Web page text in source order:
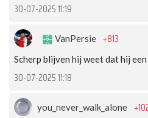
30-07-2025 11:19
VanPersie +813
Scherp blijven hij weet dat hij
30-07-2025 11:18
you_never_walk_alone